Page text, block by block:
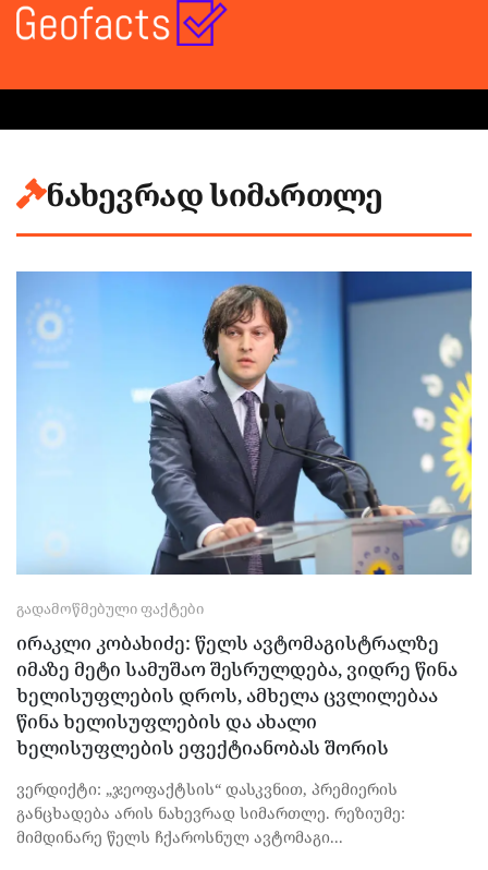
ნახევრად სიმართლე
ᲒᲐᲓᲐᲛᲝᲬᲛᲔᲑᲣᲚᲘ ᲤᲐᲥᲢᲔᲑᲘ
ირაკლი კობახიძე: წელს ავტომაგისტრალზე
იმაზე მეტი სამუშაო შესრულდება, ვიდრე წინა
ხელისუფლების დროს, ამხელა ცვლილებაა
წინა ხელისუფლების და ახალი
ხელისუფლების ეფექტიანობას შორის
ვერდიქტი: „ჯეოფაქტსის“ დასკვნით, პრემიერის
განცხადება არის ნახევრად სიმართლე. რეზიუმე:
მიმდინარე წელს ჩქაროსნულ ავტომაგი...